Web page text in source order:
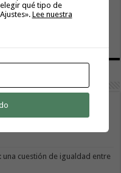
su modelo energético
una cuestión de igualdad entre
qué tipo de
Lee nuestra